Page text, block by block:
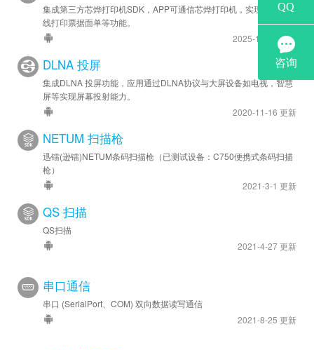
集成第三方芯烨打印机SDK，APP可通信芯烨打印机，实现APP内在
线打印票据面单等功能。
2025-10-11 更新
DLNA 投屏
集成DLNA 投屏功能，应用通过DLNA协议与大屏设备如电视，智慧
屏等实现屏幕投射能力。
2020-11-16 更新
NETUM 扫描枪
迅镭(逊镭)NETUM条码扫描枪（已测试设备：C750便携式条码扫描
枪）
2021-3-1 更新
QS 扫描
QS扫描
2021-4-27 更新
串口通信
串口 (SerialPort、COM) 双向数据读写通信
2021-8-25 更新